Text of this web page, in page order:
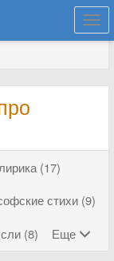
(17)
стихи (9)
(8) Еще